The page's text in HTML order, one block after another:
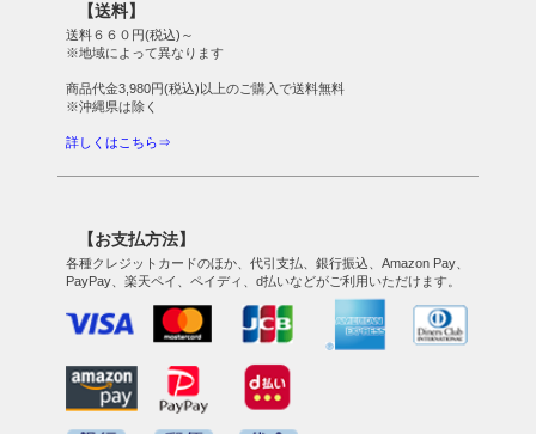
【送料】
送料６６０円(税込)～
※地域によって異なります
商品代金3,980円(税込)以上のご購入で送料無料
※沖縄県は除く
詳しくはこちら⇒
【お支払方法】
各種クレジットカードのほか、代引支払、銀行振込、Amazon Pay、
PayPay、楽天ペイ、ペイディ、d払いなどがご利用いただけます。